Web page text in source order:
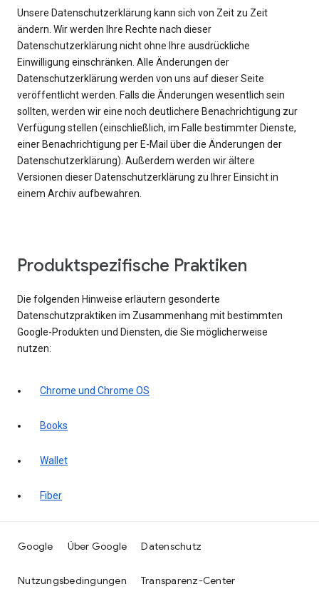
Unsere Datenschutzerklärung kann sich von Zeit zu Zeit
ändern. Wir werden Ihre Rechte nach dieser
Datenschutzerklärung nicht ohne Ihre ausdrückliche
Einwilligung einschränken. Alle Änderungen der
Datenschutzerklärung werden von uns auf dieser Seite
veröffentlicht werden. Falls die Änderungen wesentlich sein
sollten, werden wir eine noch deutlichere Benachrichtigung zur
Verfügung stellen (einschließlich, im Falle bestimmter Dienste,
einer Benachrichtigung per E-Mail über die Änderungen der
Datenschutzerklärung). Außerdem werden wir ältere
Versionen dieser Datenschutzerklärung zu Ihrer Einsicht in
einem Archiv aufbewahren.
Produktspezifische Praktiken
Die folgenden Hinweise erläutern gesonderte
Datenschutzpraktiken im Zusammenhang mit bestimmten
Google-Produkten und Diensten, die Sie möglicherweise
nutzen:
Chrome und Chrome OS
Books
Wallet
Fiber
Google Über Google Datenschutz
Nutzungsbedingungen Transparenz-Center